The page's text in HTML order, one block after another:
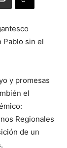
Pablo sin el
y promesas
el
Regionales
de un